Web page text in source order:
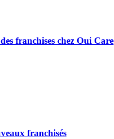
franchises chez Oui Care
franchisés